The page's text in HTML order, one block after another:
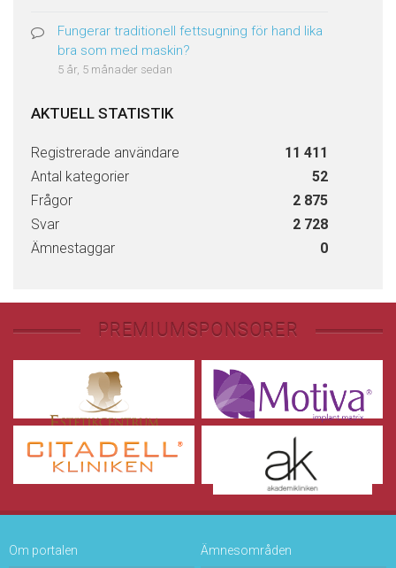
Fungerar traditionell fettsugning för hand lika
bra som med maskin?
5 år, 5 månader sedan
AKTUELL STATISTIK
Registrerade användare
11 411
Antal kategorier
52
Frågor
2 875
Svar
2 728
Ämnestaggar
0
PREMIUMSPONSORER
Om portalen Ämnesområden